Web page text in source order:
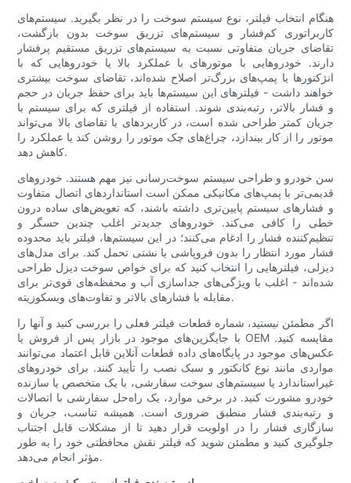
هنگام انتخاب فیلتر، نوع سیستم سوخت را در نظر بگیرید. سیستم‌های
کاربراتوری کم‌فشار و سیستم‌های تزریق سوخت بدون بازگشت،
تقاضای جریان متفاوتی نسبت به سیستم‌های تزریق مستقیم پرفشار
دارند. خودروهایی با موتورهای با عملکرد بالا یا خودروهایی که با
انژکتورها یا پمپ‌های بزرگ‌تر اصلاح شده‌اند، تقاضای سوخت بیشتری
خواهند داشت - فیلترهای این سیستم‌ها باید برای حفظ جریان در حجم
و فشار بالاتر، رتبه‌بندی شوند. استفاده از فیلتری که برای سیستم با
جریان کمتر طراحی شده است، در کاربردهای با تقاضای بالا می‌تواند
موتور را از کار بیندازد، چراغ‌های چک موتور را روشن کند یا عملکرد را
کاهش دهد.
سن خودرو و طراحی سیستم سوخت‌رسانی نیز مهم هستند. خودروهای
قدیمی‌تر با پمپ‌های مکانیکی ممکن است استانداردهای اتصال متفاوت
و فشارهای سیستم پایین‌تری داشته باشند، که تعویض‌های ساده درون
خطی را کافی می‌کند. خودروهای جدیدتر اغلب چندین حسگر و
تنظیم‌کننده فشار را ادغام می‌کنند؛ در این سیستم‌ها، فیلتر باید محدوده
فشار مورد انتظار را بدون فروپاشی یا نشتی تحمل کند. برای مدل‌های
دیزلی، فیلترهایی را انتخاب کنید که برای خواص سوخت دیزل طراحی
شده‌اند - اغلب با ویژگی‌های جداسازی آب و محفظه‌های قوی‌تر برای
مقابله با فشارهای بالاتر و تفاوت‌های ویسکوزیته.
اگر مطمئن نیستید، شماره قطعات فیلتر فعلی را بررسی کنید و آنها را
با جایگزین‌های موجود در بازار پس از فروش یا OEM مقایسه کنید.
عکس‌های موجود در پایگاه‌های داده قطعات آنلاین قابل اعتماد می‌توانند
مواردی مانند نوع کانکتور و سبک نصب را تأیید کنند. برای خودروهای
غیراستاندارد یا سیستم‌های سوخت سفارشی، با یک متخصص یا سازنده
خودرو مشورت کنید. در برخی موارد، یک راه‌حل سفارشی با اتصالات
و رتبه‌بندی فشار منطبق ضروری است. همیشه تناسب، جریان و
سازگاری فشار را در اولویت قرار دهید تا از مشکلات قابل اجتناب
جلوگیری کنید و مطمئن شوید که فیلتر نقش محافظتی خود را به طور
مؤثر انجام می‌دهد.